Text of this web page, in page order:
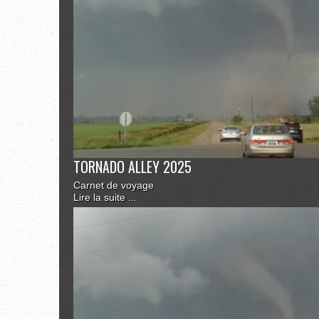
TORNADO ALLEY 2025
Carnet de voyage
Lire la suite ...